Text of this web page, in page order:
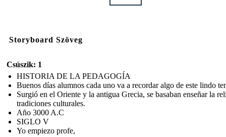
Storyboard Szöveg
Csúszik: 1
HISTORIA DE LA PEDAGOGÍA
Buenos días alumnos cada uno va a recordar algo de este lindo
Surgió en el Oriente y la antigua Grecia, se basaban enseñar la
tradiciones culturales.
Año 3000 A.C
SIGLO V
Yo empiezo profe,